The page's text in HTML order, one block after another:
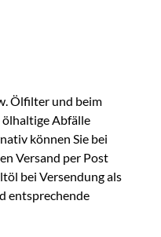
Ölfilter und beim
ölhaltige Abfälle
können Sie bei
Versand per Post
bei Versendung als
entsprechende